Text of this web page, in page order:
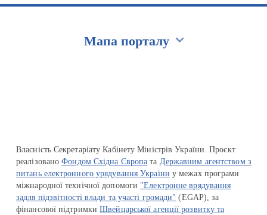
Мапа порталу
Власність Секретаріату Кабінету Міністрів України. Проєкт
реалізованоФондом Східна Європа та Державним агентством з
питань електронного урядування України у межах програми
міжнародної технічної допомоги "Електронне врядування
задля підзвітності влади та участі громади" (EGAP), за
фінансової підтримкиШвейцарської агенції розвитку та